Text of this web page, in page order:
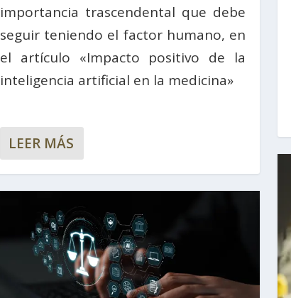
importancia trascendental que debe
seguir teniendo el factor humano, en
el artículo «Impacto positivo de la
inteligencia artificial en la medicina»
LEER MÁS